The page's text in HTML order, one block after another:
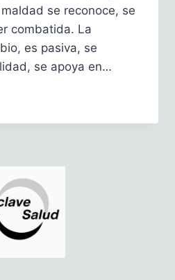
se reconoce, se
combatida. La
es pasiva, se
se apoya en…